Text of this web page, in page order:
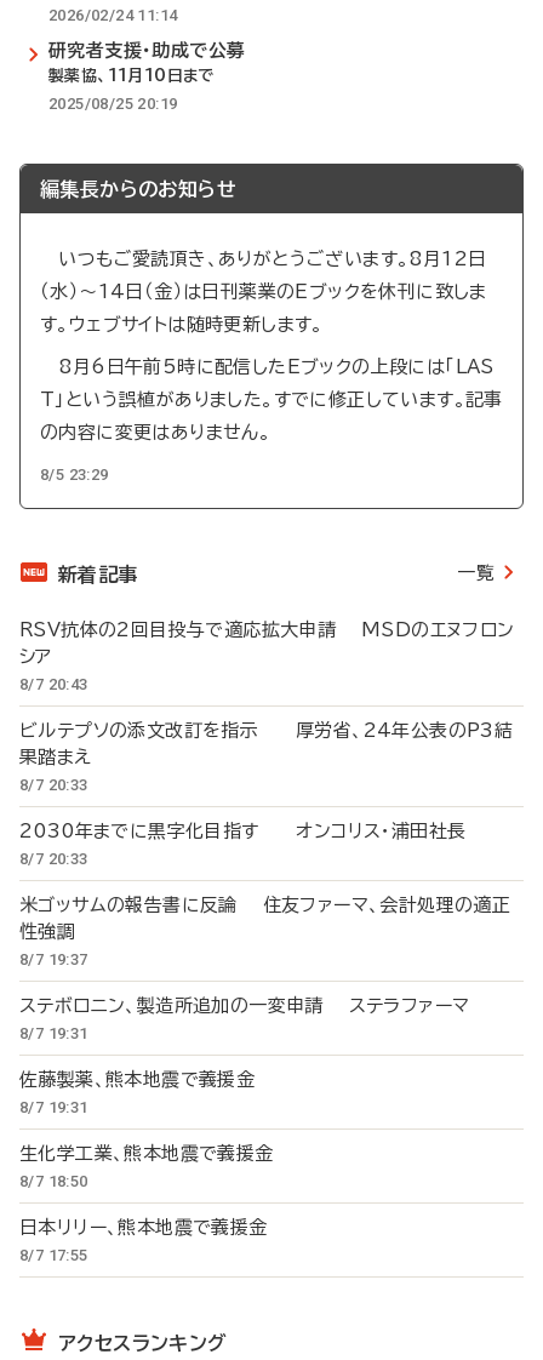
2026/02/24 11:14
研究者支援・助成で公募
製薬協、11月10日まで
2025/08/25 20:19
編集長からのお知らせ
いつもご愛読頂き、ありがとうございます。8月12日
（水）～14日（金）は日刊薬業のEブックを休刊に致しま
す。ウェブサイトは随時更新します。
8月6日午前5時に配信したEブックの上段には「LAS
T」という誤植がありました。すでに修正しています。記事
の内容に変更はありません。
8/5 23:29
新着記事 一覧
RSV抗体の2回目投与で適応拡大申請 MSDのエヌフロン
シア
8/7 20:43
ビルテプソの添文改訂を指示 厚労省、24年公表のP3結
果踏まえ
8/7 20:33
2030年までに黒字化目指す オンコリス・浦田社長
8/7 20:33
米ゴッサムの報告書に反論 住友ファーマ、会計処理の適正
性強調
8/7 19:37
ステボロニン、製造所追加の一変申請 ステラファーマ
8/7 19:31
佐藤製薬、熊本地震で義援金
8/7 19:31
生化学工業、熊本地震で義援金
8/7 18:50
日本リリー、熊本地震で義援金
8/7 17:55
アクセスランキング